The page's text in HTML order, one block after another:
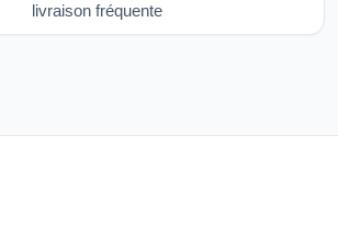
livraison fréquente